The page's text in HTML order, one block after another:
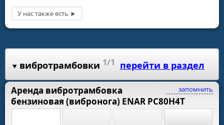
вибротрамбовки 1/1 перейти в раздел
запомнить
Аренда вибротрамбовка
бензиновая (вибронога) ENAR PC80H4T